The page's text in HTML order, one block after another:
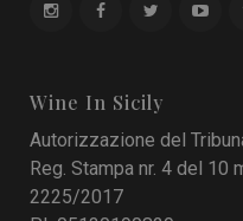
Wine In Sicily
Autorizzazione del
Reg. Stampa nr. 4 del 10
2225/2017